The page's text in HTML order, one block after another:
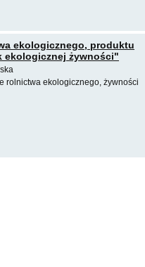
ekologicznego, produktu
ekologicznej żywności"
rolnictwa ekologicznego, żywności